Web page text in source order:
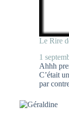
Le Rire
1
Ahhh
C’était
par